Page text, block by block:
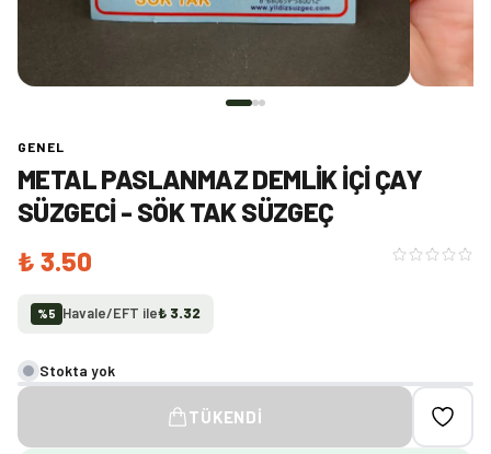
GENEL
METAL PASLANMAZ DEMLIK İÇI ÇAY
SÜZGECI - SÖK TAK SÜZGEÇ
₺ 3.50
%5 Havale/EFT ile₺ 3.32
Stokta yok
TÜKENDI